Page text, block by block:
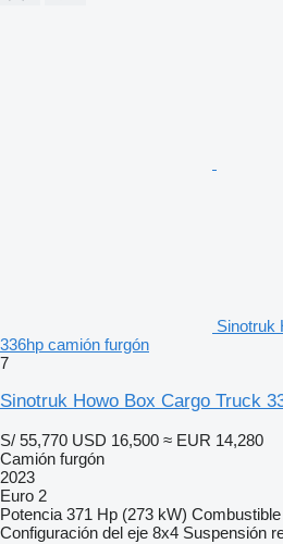
Sinotruk
336hp camión furgón
7
Sinotruk Howo Box Cargo Truck
S/ 55,770 USD 16,500 ≈ EUR 14,280
Camión furgón
2023
Euro 2
Potencia 371 Hp (273 kW) Combustible
Configuración del eje 8x4 Suspensión